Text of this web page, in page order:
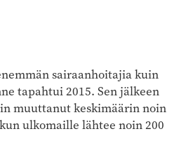
sairaanhoitajia kuin
tapahtui 2015. Sen jälkeen
muuttanut keskimäärin noin
ulkomaille lähtee noin 200